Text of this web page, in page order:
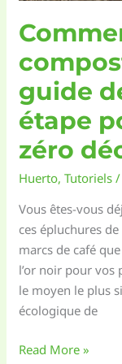
votre
?
guide
étape
zéro
Huerto,Tutoriels
Vous êtes-vous
ces épluchures
marcs de café
l’or noir pour vos
le moyen le plus
écologique de
Comment
Read More »